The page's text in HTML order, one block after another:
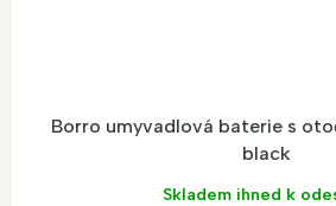
Borro umyvadlová baterie s
black
Skladem ihned k